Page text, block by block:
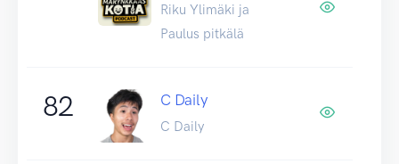
Riku Ylimäki ja
Paulus pitkälä
82 C Daily
C Daily